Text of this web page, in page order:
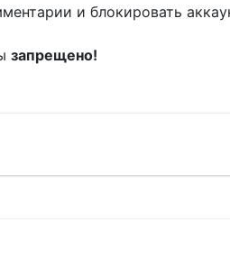
и блокировать
запрещено!